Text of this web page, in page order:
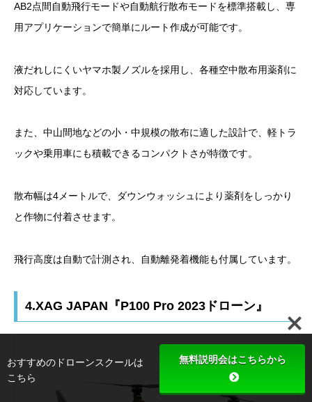
AB2点間自動飛行モードや自動航行散布モードを標準搭載し、専
用アプリケーションで簡単にルート作成が可能です。
液だれしにくいヤマホ製ノズルを採用し、各種空中散布用薬剤に
対応しています。
また、中山間地などの小・中規模の散布に適した設計で、軽トラ
ックや乗用車にも積載できるコンパクトさが特徴です。
散布幅は4メートルで、ダウンウォッシュにより薬剤をしっかり
と作物に付着させます。
飛行高度は自動で計測され、自動離発着機能も付属しています。
4.XAG JAPAN『P100 Pro 2023ドローン』
おすすめのドローンスクールは
こちら
無料説明会はこちらから